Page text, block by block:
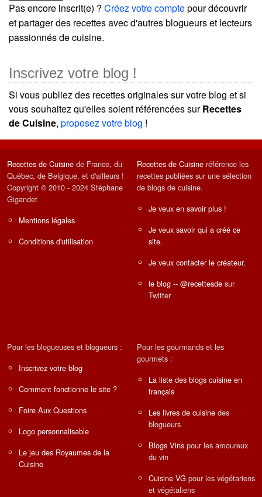
Pas encore inscrit(e) ? Créez votre comptepour découvrir
et partager des recettes avec d'autres blogueurs et lecteurs
passionnés de cuisine.
Inscrivez votre blog !
Si vous publiez des recettes originales sur votre blog et si
vous souhaitez qu'elles soient référencées surRecettes
de Cuisine, proposez votre blog !
Recettes de Cuisine de France, du
Québec, de Belgique, et d'ailleurs !
Copyright © 2010 - 2024 Stéphane
Gigandet
Mentions légales
Conditions d'utilisation
Recettes de Cuisine référence les
recettes publiées sur une sélection
de blogs de cuisine.
Je veux en savoir plus !
Je veux savoir qui a créé ce
site.
Je veux contacter le créateur.
le blog -- @recettesde sur
Twitter
Pour les blogueuses et blogueurs :
Inscrivez votre blog
Comment fonctionne le site ?
Foire Aux Questions
Logo personnalisable
Le jeu des Royaumes de la
Cuisine
Pour les gourmands et les
gourmets :
La liste des blogs cuisine en
français
Les livres de cuisine des
blogueurs
Blogs Vins pour les amoureux
du vin
Cuisine VG pour les végétariens
et végétaliens